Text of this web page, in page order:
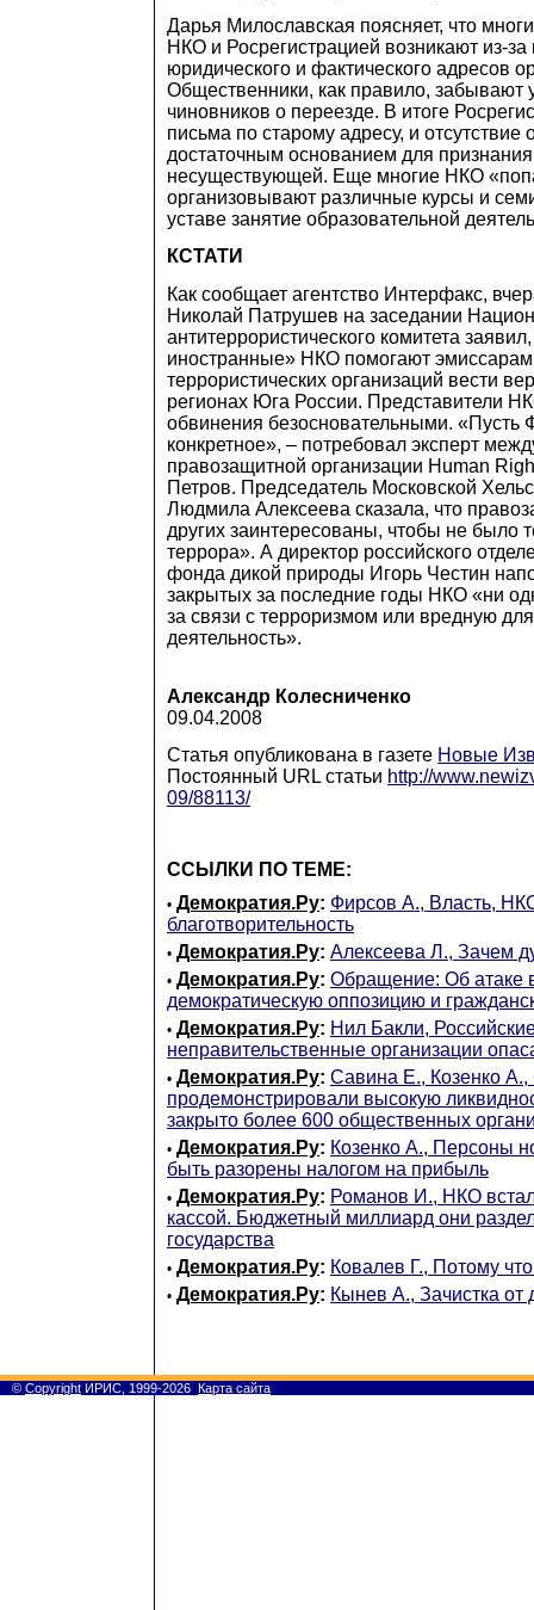
Дарья Милославская поясняет, что
НКО и Росрегистрацией возникают из-за
юридического и фактического адресов
Общественники, как правило, забывают
чиновников о переезде. В итоге
письма по старому адресу, и отсутствие
достаточным основанием для
несуществующей. Еще многие НКО
организовывают различные курсы и
уставе занятие образовательной
КСТАТИ
Как сообщает агентство Интерфакс,
Николай Патрушев на заседании
антитеррористического комитета
иностранные» НКО помогают
террористических организаций вести
регионах Юга России. Представители
обвинения безосновательными. «Пусть
конкретное», – потребовал эксперт
правозащитной организации Human
Петров. Председатель Московской
Людмила Алексеева сказала, что
других заинтересованы, чтобы не было
террора». А директор российского
фонда дикой природы Игорь Честин
закрытых за последние годы НКО «ни
за связи с терроризмом или вредную
деятельность».
Александр Колесниченко
09.04.2008
Статья опубликована в газете Новые
Постоянный URL статьи http://
09/88113/
ССЫЛКИ ПО ТЕМЕ:
• Демократия.Ру: Фирсов А., Власть,
благотворительность
• Демократия.Ру: Алексеева Л., Зачем
• Демократия.Ру: Обращение: Об атаке
демократическую оппозицию и
• Демократия.Ру: Нил Бакли,
неправительственные организации
• Демократия.Ру: Савина Е., Козенко
продемонстрировали высокую
закрыто более 600 общественных
• Демократия.Ру: Козенко А., Персоны
быть разорены налогом на прибыль
• Демократия.Ру: Романов И., НКО
кассой. Бюджетный миллиард они
государства
• Демократия.Ру: Ковалев Г., Потому
• Демократия.Ру: Кынев А., Зачистка от
© Copyright ИРИС, 1999-2026 Карта сайта